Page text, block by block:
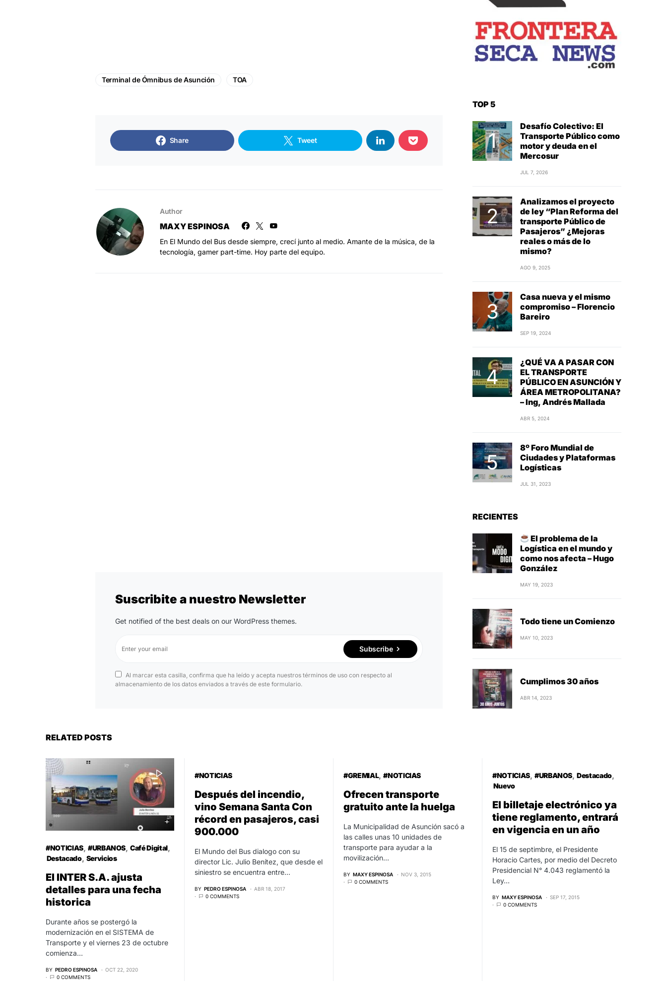
Terminal de Ómnibus de Asunción TOA
Share Tweet
Author
MAXY ESPINOSA
En El Mundo del Bus desde siempre, crecí junto al medio. Amante de la música, de la
tecnología, gamer part-time. Hoy parte del equipo.
Suscribite a nuestro Newsletter
Get notified of the best deals on our WordPress themes.
Subscribe
Al marcar esta casilla, confirma que ha leído y acepta nuestros términos de uso con respecto al
almacenamiento de los datos enviados a través de este formulario.
TOP 5
Desafío Colectivo: El
Transporte Público como
motor y deuda en el
Mercosur
JUL 7, 2026
Analizamos el proyecto
de ley “Plan Reforma del
transporte Público de
Pasajeros” ¿Mejoras
reales o más de lo
mismo?
AGO 9, 2025
Casa nueva y el mismo
compromiso – Florencio
Bareiro
SEP 19, 2024
¿QUÉ VA A PASAR CON
EL TRANSPORTE
PÚBLICO EN ASUNCIÓN Y
ÁREA METROPOLITANA?
– Ing, Andrés Mallada
ABR 5, 2024
8º Foro Mundial de
Ciudades y Plataformas
Logísticas
JUL 31, 2023
RECIENTES
El problema de la
Logística en el mundo y
como nos afecta – Hugo
González
MAY 19, 2023
Todo tiene un Comienzo
MAY 10, 2023
Cumplimos 30 años
ABR 14, 2023
RELATED POSTS
#NOTICIAS #URBANOS Café Digital
Destacado Servicios
El INTER S.A. ajusta
detalles para una fecha
historica
Durante años se postergó la
modernización en el SISTEMA de
Transporte y el viernes 23 de octubre
comienza…
BY PEDRO ESPINOSA
OCT 22, 2020
0 COMMENTS
#NOTICIAS
Después del incendio,
vino Semana Santa Con
récord en pasajeros, casi
900.000
El Mundo del Bus dialogo con su
director Lic. Julio Benítez, que desde el
siniestro se encuentra entre…
BY PEDRO ESPINOSA
ABR 18, 2017
0 COMMENTS
#GREMIAL #NOTICIAS
Ofrecen transporte
gratuito ante la huelga
La Municipalidad de Asunción sacó a
las calles unas 10 unidades de
transporte para ayudar a la
movilización…
BY MAXY ESPINOSA
NOV 3, 2015
0 COMMENTS
#NOTICIAS #URBANOS Destacado
Nuevo
El billetaje electrónico ya
tiene reglamento, entrará
en vigencia en un año
El 15 de septimbre, el Presidente
Horacio Cartes, por medio del Decreto
Presidencial N° 4.043 reglamentó la
Ley…
BY MAXY ESPINOSA
SEP 17, 2015
0 COMMENTS